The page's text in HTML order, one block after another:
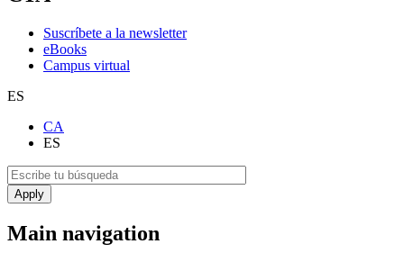
Suscríbete a la newsletter
eBooks
Campus virtual
ES
CA
ES
Main navigation